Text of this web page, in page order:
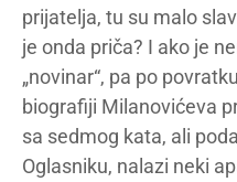
prijatelja, tu su malo
je onda priča? I ako je
„novinar“, pa po
biografiji Milanovićeva
sa sedmog kata, ali
Oglasniku, nalazi neki